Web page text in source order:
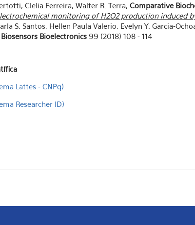
Clelia Ferreira, Walter R. Terra, Comparative
monitoring of H2O2 production induced
S. Santos, Hellen Paula Valerio, Evelyn Y. Garcia-
Biosensors Bioelectronics 99 (2018) 108 - 114
Lattes - CNPq)
Researcher ID)